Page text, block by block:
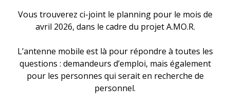
Vous trouverez ci-joint le planning pour le mois de
avril 2026, dans le cadre du projet A.MO.R.
L’antenne mobile est là pour répondre à toutes les
questions : demandeurs d’emploi, mais également
pour les personnes qui serait en recherche de
personnel.